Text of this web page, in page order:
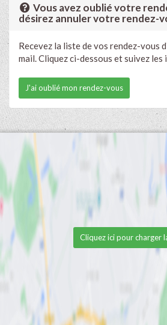
Vous avez oublié votre
désirez annuler votre rendez-
Recevez la liste de vos rendez-vous
mail. Cliquez ci-dessous et suivez les
J'ai oublié mon rendez-vous
Cliquez ici pour charger